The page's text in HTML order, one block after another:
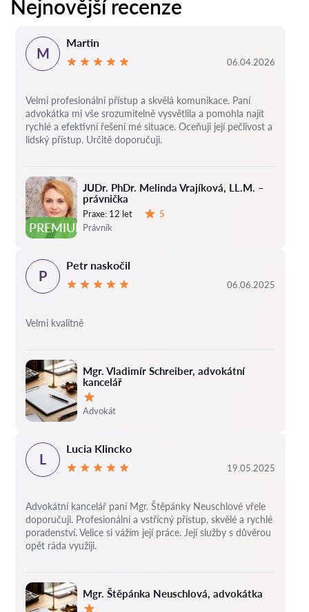
Nejnovější recenze
PREMIUM
JUDr. PhDr. Melinda Vrajíková, LL.M. –
právnička
Praxe: 12 let
5
Právník
M
Martin
06.04.2026
Velmi profesionální přístup a skvělá komunikace. Paní
advokátka mi vše srozumitelně vysvětlila a pomohla najít
rychlé a efektivní řešení mé situace. Oceňuji její pečlivost a
lidský přístup. Určitě doporučuji.
Mgr. Vladimír Schreiber, advokátní
kancelář
Hodnocení:
Advokát
P
Petr naskočil
06.06.2025
Velmi kvalitně
Mgr. Štěpánka Neuschlová, advokátka
L
Lucia Klincko
19.05.2025
Advokátní kancelář paní Mgr. Štěpánky Neuschlové vřele
doporučuji. Profesionální a vstřícný přístup, skvělé a rychlé
poradenství. Velice si vážím její práce. Její služby s důvěrou
opět ráda využiji.